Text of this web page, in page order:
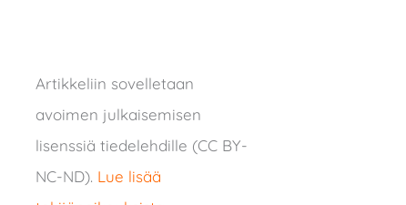
Artikkeliin sovelletaan
avoimen julkaisemisen
lisenssiä tiedelehdille (CC BY-
NC-ND). Lue lisää